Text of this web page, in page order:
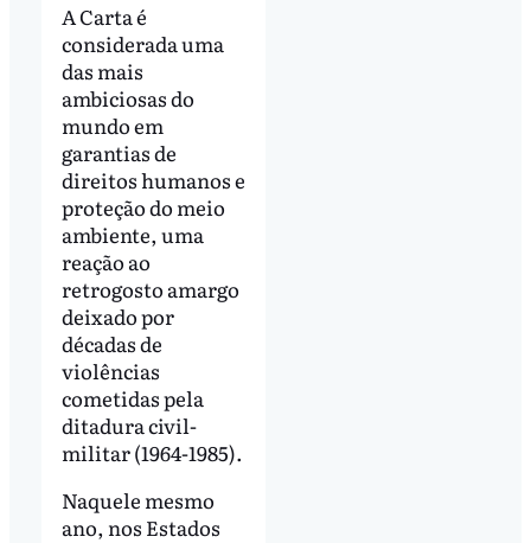
A Carta é
considerada uma
das mais
ambiciosas do
mundo em
garantias de
direitos humanos e
proteção do meio
ambiente, uma
reação ao
retrogosto amargo
deixado por
décadas de
violências
cometidas pela
ditadura civil-
militar (1964-1985).
Naquele mesmo
ano, nos Estados